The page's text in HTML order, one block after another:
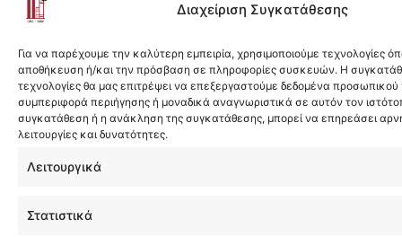
Διαχείριση Συγκατάθεσης
Για να παρέχουμε την καλύτερη εμπειρία, χρησιμοποιούμε τεχνολογίες
αποθήκευση ή/και την πρόσβαση σε πληροφορίες συσκευών. Η
τεχνολογίες θα μας επιτρέψει να επεξεργαστούμε δεδομένα
συμπεριφορά περιήγησης ή μοναδικά αναγνωριστικά σε αυτόν τον
συγκατάθεση ή η ανάκληση της συγκατάθεσης, μπορεί να επηρεάσει
λειτουργίες και δυνατότητες.
Λειτουργικά
Στατιστικά